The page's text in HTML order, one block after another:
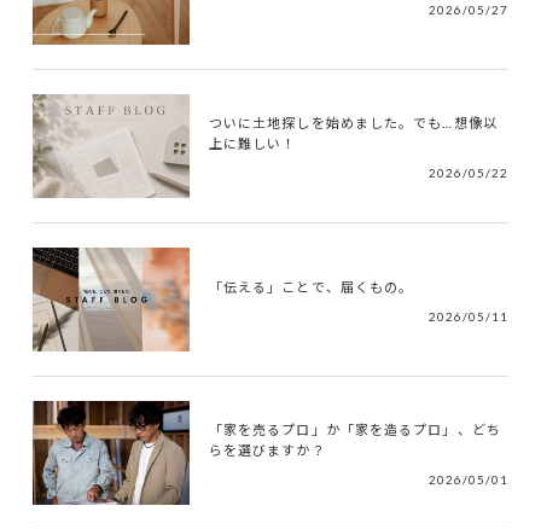
2026/05/27
ついに土地探しを始めました。でも…想像以
上に難しい！
2026/05/22
「伝える」ことで、届くもの。
2026/05/11
「家を売るプロ」か「家を造るプロ」、どち
らを選びますか？
2026/05/01